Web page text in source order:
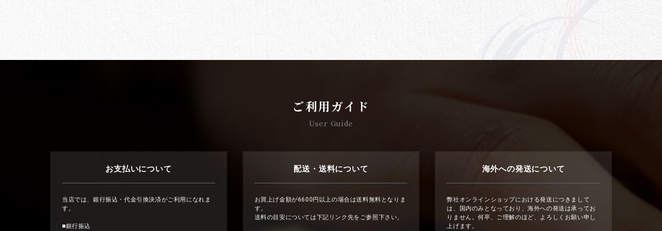
ご利用ガイド
User Guide
お支払いについて
当店では、銀行振込・代金引換決済がご利用になれま
す。
■銀行振込
配送・送料について
お買上げ金額が6600円以上の場合は送料無料となりま
す。
送料の目安については下記リンク先をご参照下さい。
海外への発送について
弊社オンラインショップにおける発送につきまして
は、国内のみとなっており、海外への発送は承ってお
りません。何卒、ご理解のほど、よろしくお願い申し
上げます。